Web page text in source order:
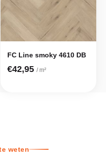
FC Line smoky 4610 DB
€42,95 / m²
weten